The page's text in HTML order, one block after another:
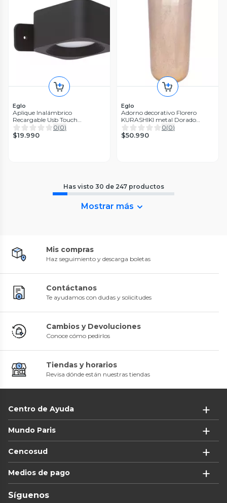
Eglo
Aplique Inalámbrico
Recargable Usb Touch
Regulador Muraglie Led 1X5W
Cuadrado negro
0(0)
$19.990
Eglo
Adorno decorativo Florero
KURASHIKI metal Dorado
40×17cm
0(0)
$50.990
Has visto 30 de 247 productos
Mostrar más
Mis compras
Haz seguimiento y descarga boletas
Contáctanos
Te ayudamos con dudas y solicitudes
Cambios y Devoluciones
Conoce cómo pedirlos
Tiendas y horarios
Revisa dónde están nuestras tiendas
Centro de Ayuda
Mundo Paris
Cencosud
Medios de pago
Síguenos